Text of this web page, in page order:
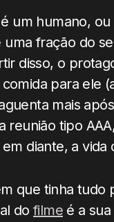
um humano,
fração do
disso, o
para ele
mais
reunião tipo
diante, a
que tinha
dofilme é a